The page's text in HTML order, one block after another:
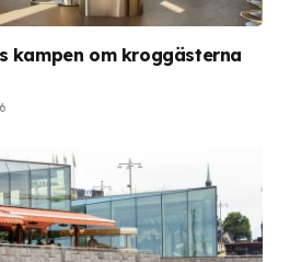
kampen om kroggästerna